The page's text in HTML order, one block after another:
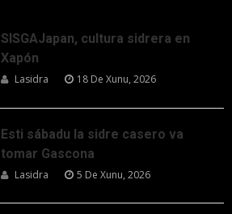
SISGAJapan, cultura sidrera en
Xapón
Lasidra 18 De Xunu, 2026
Esti sábadu la sidre casero va
tomar Gascona
Lasidra 5 De Xunu, 2026